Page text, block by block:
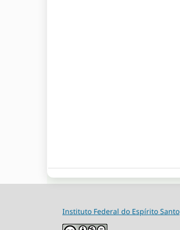
Instituto Federal do Espírito Santo